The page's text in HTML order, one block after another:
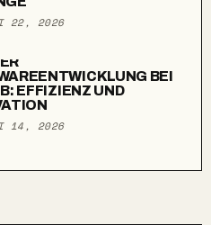
22, 2026
BEI
EFFIZIENZ UND
14, 2026